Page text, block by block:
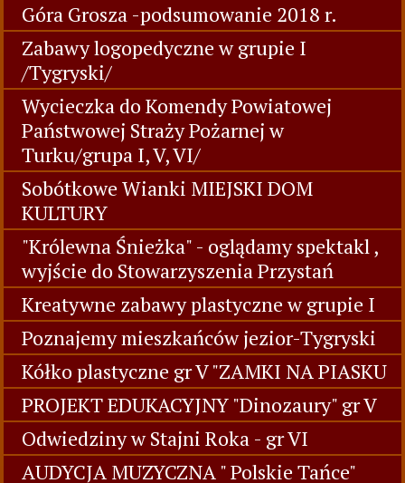
Góra Grosza -podsumowanie 2018 r.
Zabawy logopedyczne w grupie I
/Tygryski/
Wycieczka do Komendy Powiatowej
Państwowej Straży Pożarnej w
Turku/grupa I, V, VI/
Sobótkowe Wianki MIEJSKI DOM
KULTURY
"Królewna Śnieżka" - oglądamy spektakl ,
wyjście do Stowarzyszenia Przystań
Kreatywne zabawy plastyczne w grupie I
Poznajemy mieszkańców jezior-Tygryski
Kółko plastyczne gr V "ZAMKI NA PIASKU
PROJEKT EDUKACYJNY "Dinozaury" gr V
Odwiedziny w Stajni Roka - gr VI
AUDYCJA MUZYCZNA " Polskie Tańce"